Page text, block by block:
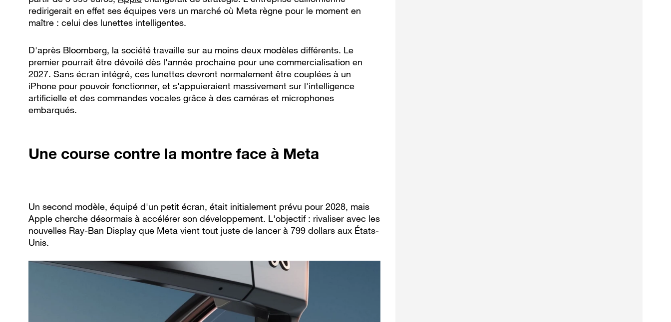
redirigerait en effet ses équipes vers un marché où Meta règne pour le moment en
maître : celui des lunettes intelligentes.
D'après Bloomberg, la société travaille sur au moins deux modèles différents. Le
premier pourrait être dévoilé dès l'année prochaine pour une commercialisation en
2027. Sans écran intégré, ces lunettes devront normalement être couplées à un
iPhone pour pouvoir fonctionner, et s'appuieraient massivement sur l'intelligence
artificielle et des commandes vocales grâce à des caméras et microphones
embarqués.
Une course contre la montre face à Meta
Un second modèle, équipé d'un petit écran, était initialement prévu pour 2028, mais
Apple cherche désormais à accélérer son développement. L'objectif : rivaliser avec les
nouvelles Ray-Ban Display que Meta vient tout juste de lancer à 799 dollars aux États-
Unis.